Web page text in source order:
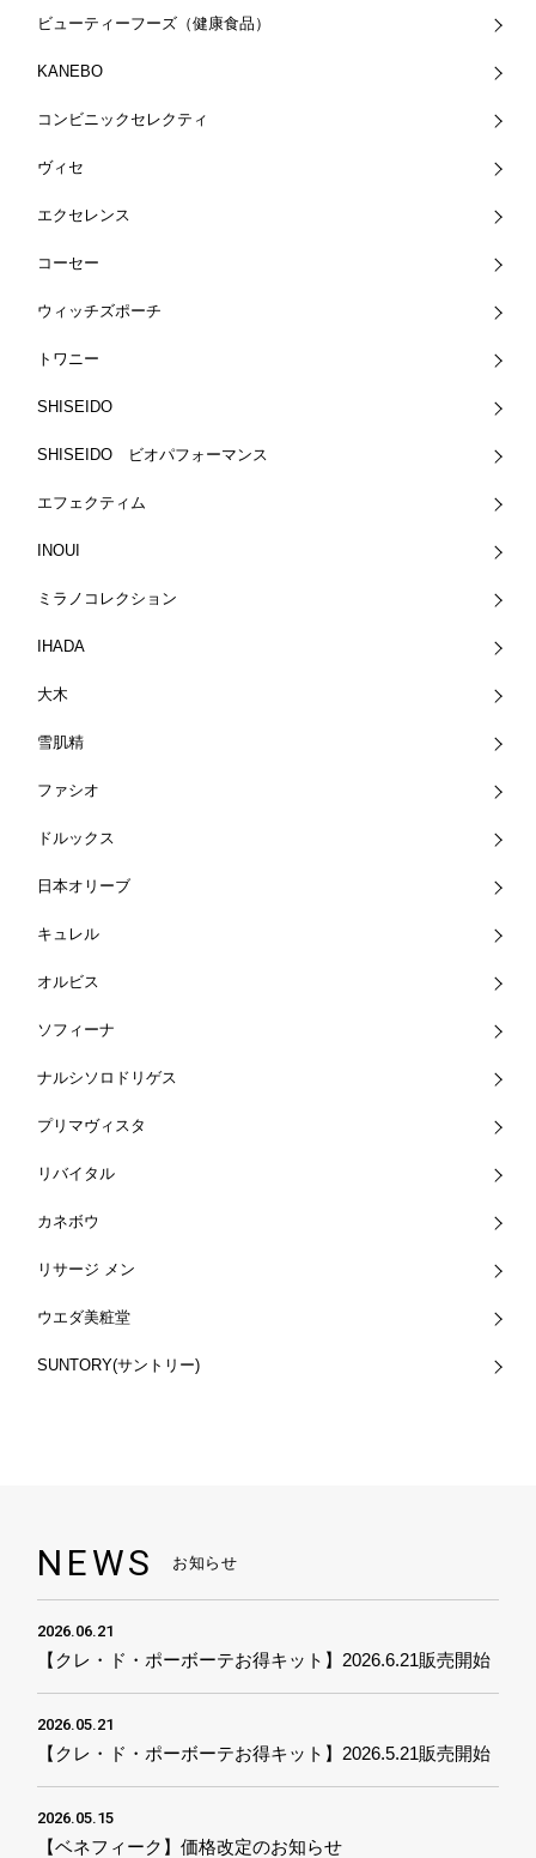
ビューティーフーズ（健康食品）
KANEBO
コンビニックセレクティ
ヴィセ
エクセレンス
コーセー
ウィッチズポーチ
トワニー
SHISEIDO
SHISEIDO ビオパフォーマンス
エフェクティム
INOUI
ミラノコレクション
IHADA
大木
雪肌精
ファシオ
ドルックス
日本オリーブ
キュレル
オルビス
ソフィーナ
ナルシソロドリゲス
プリマヴィスタ
リバイタル
カネボウ
リサージ メン
ウエダ美粧堂
SUNTORY(サントリー)
NEWS お知らせ
2026.06.21
【クレ・ド・ポーボーテお得キット】2026.6.21販売開始
2026.05.21
【クレ・ド・ポーボーテお得キット】2026.5.21販売開始
2026.05.15
【ベネフィーク】価格改定のお知らせ